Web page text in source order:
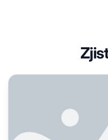
Má už někdo za sebou